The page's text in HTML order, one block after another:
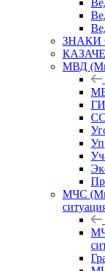
ЗНАКИ
МВД
МЧС